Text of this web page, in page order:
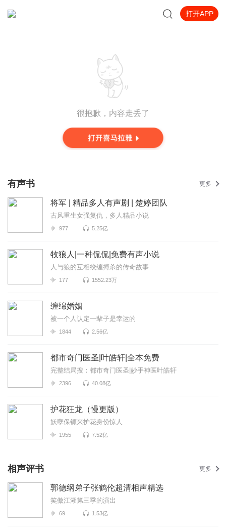
打开APP
很抱歉，内容走丢了
有声书 更多
将军 | 精品多人有声剧 | 楚婷团队
古风重生女强复仇，多人精品小说
977 5.25亿
牧狼人|一种侃侃|免费有声小说
人与狼的互相绞缠搏杀的传奇故事
177 1552.23万
缠绵婚姻
被一个人认定一辈子是幸运的
1844 2.56亿
都市奇门医圣|叶皓轩|全本免费
完整结局搜：都市奇门医圣|妙手神医叶皓轩
2396 40.08亿
护花狂龙（慢更版）
妖孽保镖来护花身份惊人
1955 7.52亿
相声评书 更多
郭德纲弟子张鹤伦超清相声精选
笑傲江湖第三季的演出
69 1.53亿